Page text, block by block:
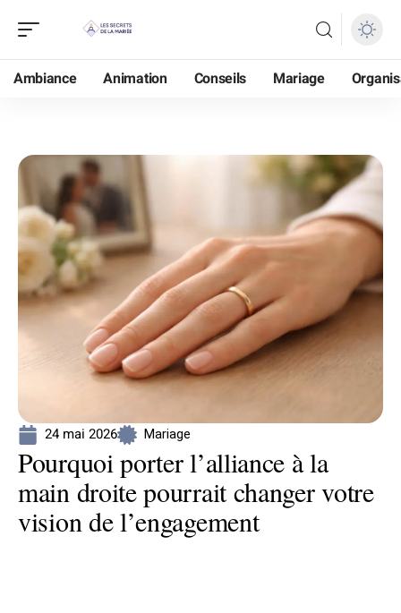
Ambiance Animation Conseils Mariage
24 mai 2026 Mariage
Pourquoi porter l’alliance à la
main droite pourrait changer votre
vision de l’engagement